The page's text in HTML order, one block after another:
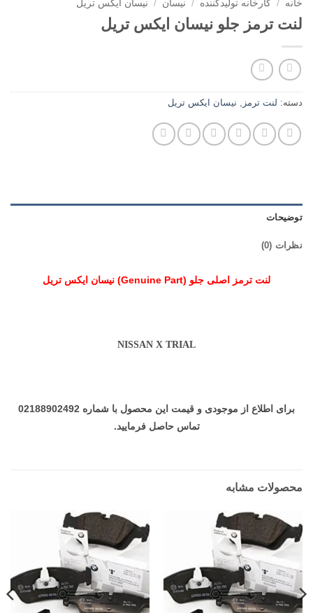
خانه / کارخانه تولیدکننده / نیسان / نیسان ایکس تریل
لنت ترمز جلو نیسان ایکس تریل
دسته: لنت ترمز , نیسان ایکس تریل
توضیحات
نظرات (0)
لنت ترمز اصلی جلو (Genuine Part) نیسان ایکس تریل
NISSAN X TRIAL
برای اطلاع از موجودی و قیمت این محصول با شماره 02188902492
تماس حاصل فرمایید.
محصولات مشابه